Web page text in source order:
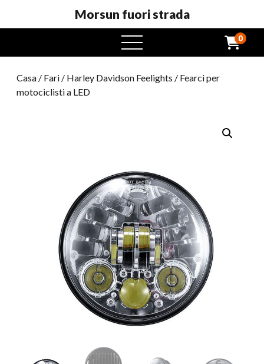
Morsun fuori strada
Menu
aperto
0
Casa / Fari / Harley Davidson Feelights / Fearci per
motociclisti a LED